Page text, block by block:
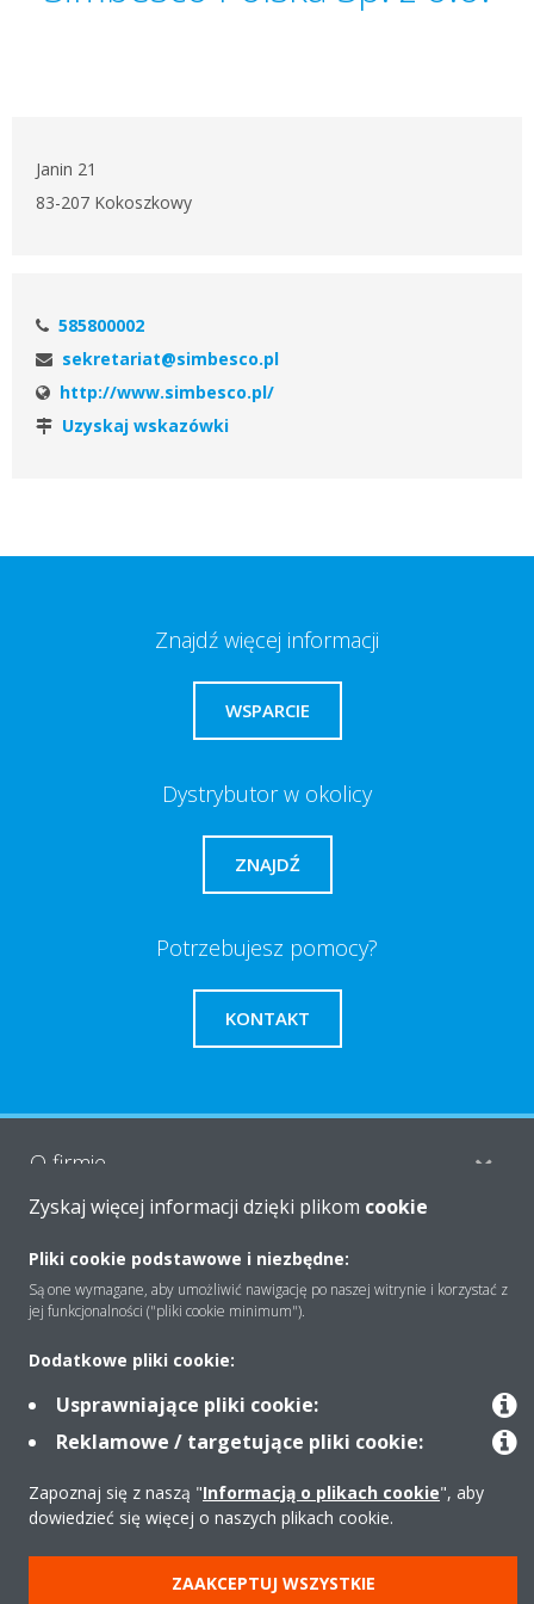
Janin 21
83-207 Kokoszkowy
585800002
sekretariat@simbesco.pl
http://www.simbesco.pl/
Uzyskaj wskazówki
Znajdź więcej informacji
WSPARCIE
Dystrybutor w okolicy
ZNAJDŹ
Potrzebujesz pomocy?
KONTAKT
O firmie
Rozwiązania
Produkty
Copyright © Daikin
Zastrzeżenia prawne
Cookies
Polityka Ochrony Danych
Strategia podatkowa
Zyskaj więcej informacji dzięki plikom cookie
Pliki cookie podstawowe i niezbędne:
Są one wymagane, aby umożliwić nawigację po naszej witrynie i korzystać z
jej funkcjonalności ("pliki cookie minimum").
Dodatkowe pliki cookie:
Usprawniające pliki cookie:
Reklamowe / targetujące pliki cookie:
Zapoznaj się z naszą "Informacją o plikach cookie", aby
dowiedzieć się więcej o naszych plikach cookie.
ZAAKCEPTUJ WSZYSTKIE